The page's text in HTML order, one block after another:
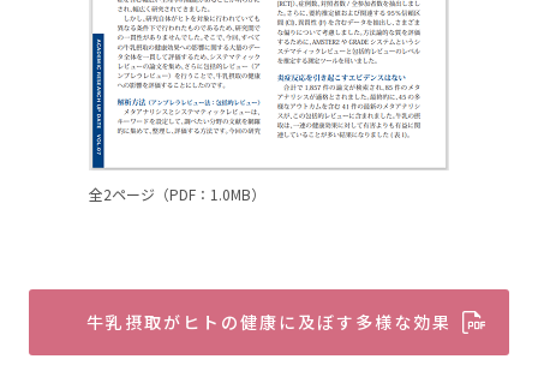
全2ページ（PDF：1.0MB）
牛乳摂取がヒトの健康に及ぼす多様な効果